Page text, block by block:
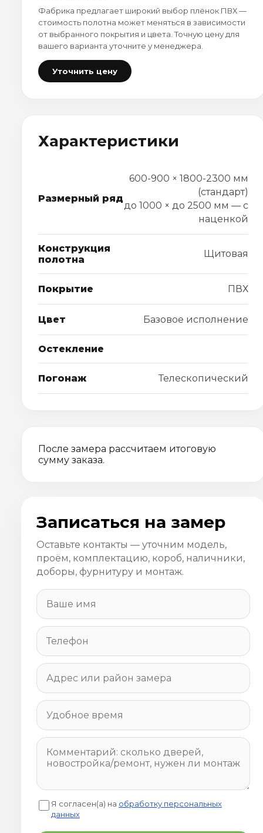
Фабрика предлагает широкий выбор плёнок ПВХ —
стоимость полотна может меняться в зависимости
от выбранного покрытия и цвета. Точную цену для
вашего варианта уточните у менеджера.
Уточнить цену
Характеристики
Размерный ряд
600-900 × 1800-2300 мм
(стандарт)
до 1000 × до 2500 мм — с
наценкой
Конструкция
полотна
Щитовая
Покрытие ПВХ
Цвет Базовое исполнение
Остекление
Погонаж Телескопический
После замера рассчитаем итоговую
сумму заказа.
Записаться на замер
Оставьте контакты — уточним модель,
проём, комплектацию, короб, наличники,
доборы, фурнитуру и монтаж.
Я согласен(а) на обработку персональных
данных